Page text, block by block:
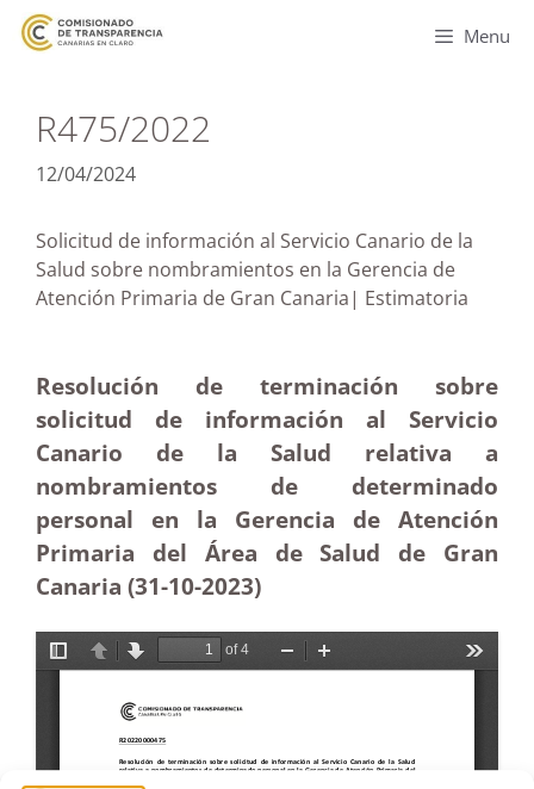
Menu
R475/2022
12/04/2024
Solicitud de información al Servicio Canario de la
Salud sobre nombramientos en la Gerencia de
Atención Primaria de Gran Canaria| Estimatoria
Resolución de terminación sobre
solicitud de información al Servicio
Canario de la Salud relativa a
nombramientos de determinado
personal en la Gerencia de Atención
Primaria del Área de Salud de Gran
Canaria (31-10-2023)